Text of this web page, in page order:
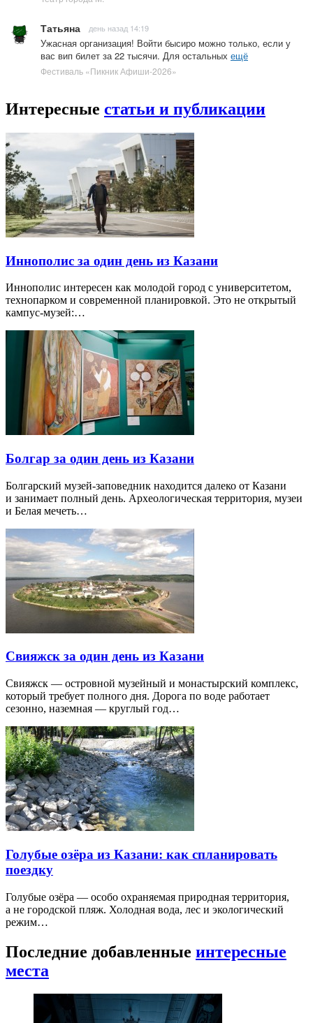
Татьяна день назад 14:19
Ужасная организация! Войти бысиро можно только, если у
вас вип билет за 22 тысячи. Для остальных ещё
Фестиваль «Пикник Афиши-2026»
Интересные статьи и публикации
Иннополис за один день из Казани
Иннополис интересен как молодой город с университетом,
технопарком и современной планировкой. Это не открытый
кампус-музей:…
Болгар за один день из Казани
Болгарский музей-заповедник находится далеко от Казани
и занимает полный день. Археологическая территория, музеи
и Белая мечеть…
Свияжск за один день из Казани
Свияжск — островной музейный и монастырский комплекс,
который требует полного дня. Дорога по воде работает
сезонно, наземная — круглый год…
Голубые озёра из Казани: как спланировать
поездку
Голубые озёра — особо охраняемая природная территория,
а не городской пляж. Холодная вода, лес и экологический
режим…
Последние добавленные интересные
места